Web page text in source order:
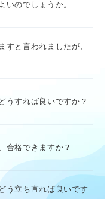
いのでしょうか。
すと言われましたが、
うすれば良いですか？
合格できますか？
う立ち直れば良いです